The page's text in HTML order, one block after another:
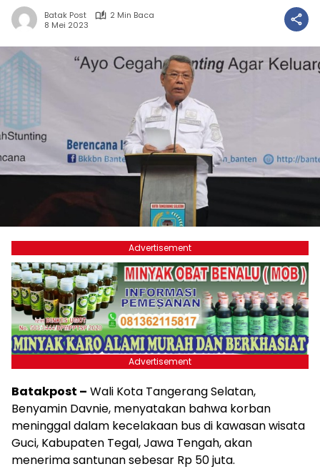
Batak Post
2 Min Baca
8 Mei 2023
Advertisement
Advertisement
Batakpost – Wali Kota Tangerang Selatan,
Benyamin Davnie, menyatakan bahwa korban
meninggal dalam kecelakaan bus di kawasan wisata
Guci, Kabupaten Tegal, Jawa Tengah, akan
menerima santunan sebesar Rp 50 juta.